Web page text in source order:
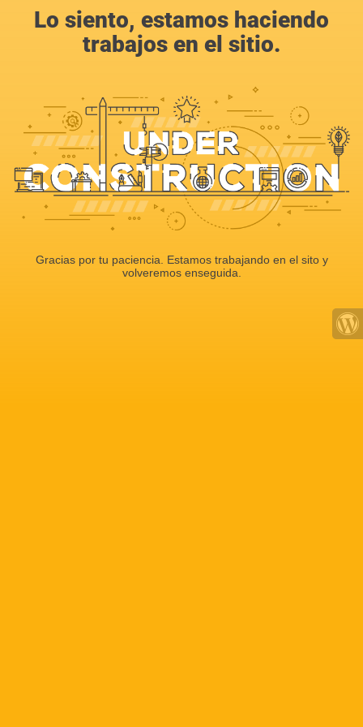
Lo siento, estamos haciendo
trabajos en el sitio.
Gracias por tu paciencia. Estamos trabajando en el sito y
volveremos enseguida.